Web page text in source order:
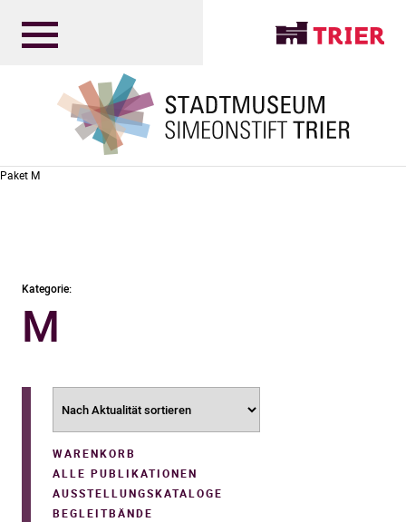
Paket M
Kategorie:
M
WARENKORB
ALLE PUBLIKATIONEN
AUSSTELLUNGSKATALOGE
BEGLEITBÄNDE